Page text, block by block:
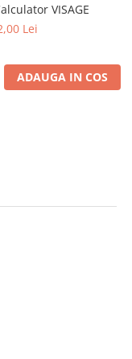
VISAGE
Lei
ADAUGA IN COS